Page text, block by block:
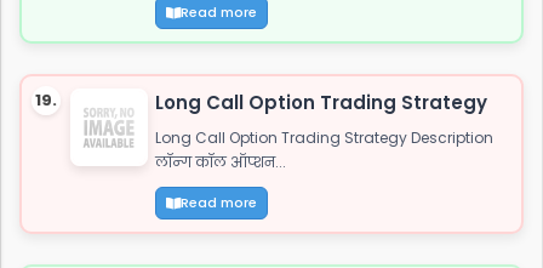
Read more
19. Long Call Option Trading Strategy
Long Call Option Trading Strategy Description
लॉन्ग कॉल ऑप्शन...
Read more